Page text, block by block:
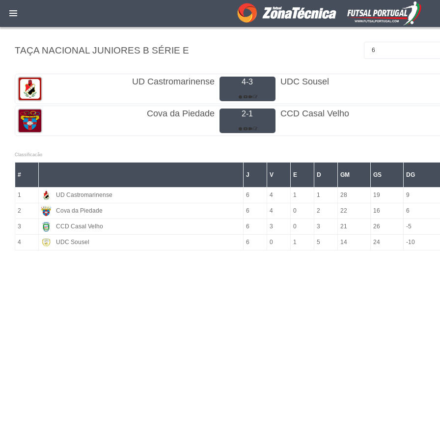
TAÇA NACIONAL JUNIORES B SÉRIE E 6
UD Castromarinense 4-3 UDC Sousel
Cova da Piedade 2-1 CCD Casal Velho
Classificacão
# J V E D GM GS DG
1 UD Castromarinense 6 4 1 1 28 19 9
2 Cova da Piedade 6 4 0 2 22 16 6
3 CCD Casal Velho 6 3 0 3 21 26 -5
4 UDC Sousel 6 0 1 5 14 24 -10